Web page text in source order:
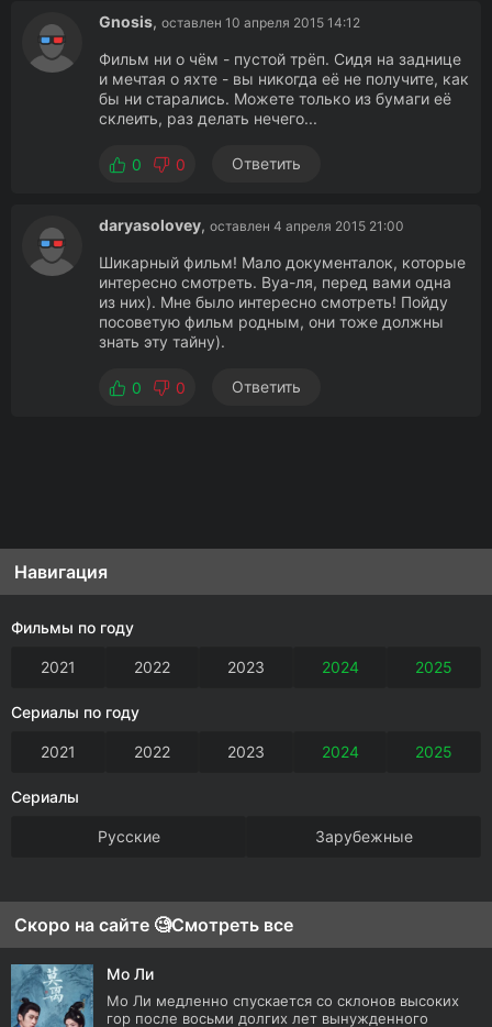
Gnosis, оставлен 10 апреля 2015 14:12
Фильм ни о чём - пустой трёп. Сидя на заднице
и мечтая о яхте - вы никогда её не получите, как
бы ни старались. Можете только из бумаги её
склеить, раз делать нечего...
0 0 Ответить
daryasolovey, оставлен 4 апреля 2015 21:00
Шикарный фильм! Мало документалок, которые
интересно смотреть. Вуа-ля, перед вами одна
из них). Мне было интересно смотреть! Пойду
посоветую фильм родным, они тоже должны
знать эту тайну).
0 0 Ответить
Навигация
Фильмы по году
2021 2022 2023 2024 2025
Сериалы по году
2021 2022 2023 2024 2025
Сериалы
Русские Зарубежные
Скоро на сайте 🧐Смотреть все
Мо Ли
Мо Ли медленно спускается со склонов высоких
гор после восьми долгих лет вынужденного